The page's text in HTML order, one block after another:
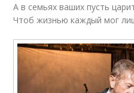
А в семьях ваших пусть
Чтоб жизнью каждый мог